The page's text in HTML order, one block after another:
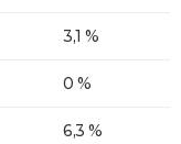
3,1 %
0 %
6,3 %